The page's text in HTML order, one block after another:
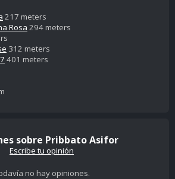
217 meters
Rosa 294 meters
312 meters
401 meters
sobre Pribbato Asifor
Escribe tu opinión
no hay opiniones.